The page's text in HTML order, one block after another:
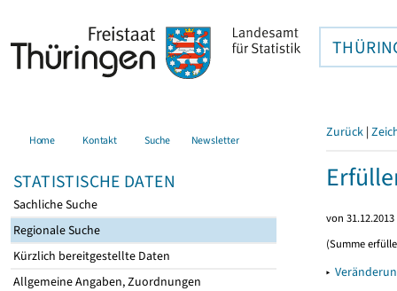
Home Kontakt Suche Newsletter
STATISTISCHE DATEN
Sachliche Suche
Regionale Suche
Kürzlich bereitgestellte Daten
Allgemeine Angaben, Zuordnungen
Zurück |
von
(Summe
▸